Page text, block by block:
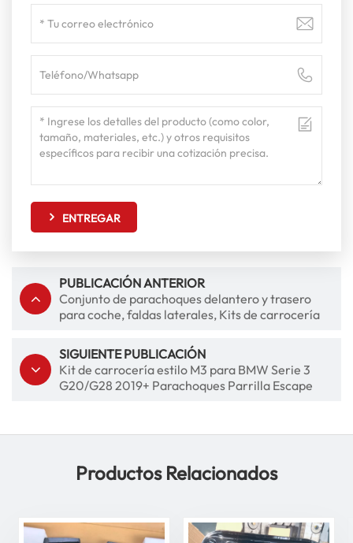
ENTREGAR
PUBLICACIÓN ANTERIOR
Conjunto de parachoques delantero y trasero
para coche, faldas laterales, Kits de carrocería
modelo 3 2019-2022
SIGUIENTE PUBLICACIÓN
Kit de carrocería estilo M3 para BMW Serie 3
G20/G28 2019+ Parachoques Parrilla Escape
Productos Relacionados